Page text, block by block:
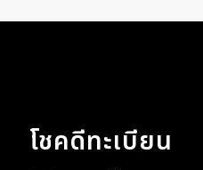
โชคดีทะเบียน